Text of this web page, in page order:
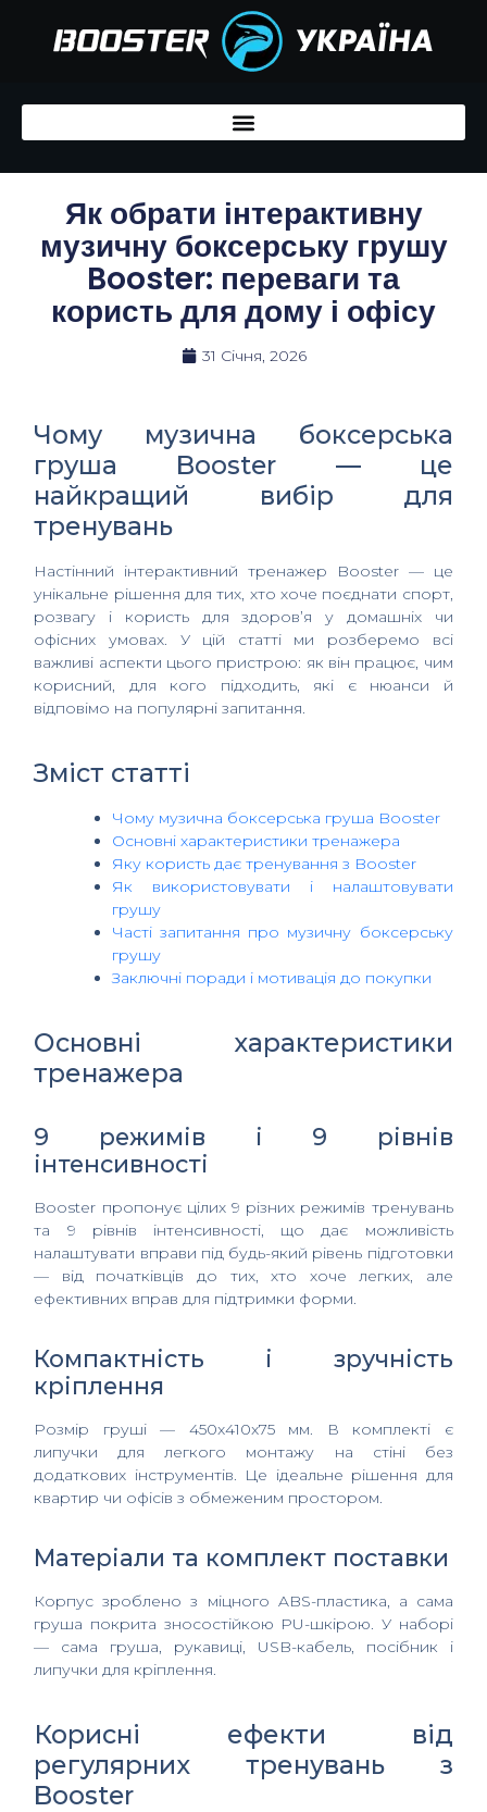
Як обрати інтерактивну
музичну боксерську грушу
Booster: переваги та
користь для дому і офісу
31 Січня, 2026
Чому музична боксерська
груша Booster — це
найкращий вибір для
тренувань
Настінний інтерактивний тренажер Booster — це
унікальне рішення для тих, хто хоче поєднати спорт,
розвагу і користь для здоров’я у домашніх чи
офісних умовах. У цій статті ми розберемо всі
важливі аспекти цього пристрою: як він працює, чим
корисний, для кого підходить, які є нюанси й
відповімо на популярні запитання.
Зміст статті
Чому музична боксерська груша Booster
Основні характеристики тренажера
Яку користь дає тренування з Booster
Як використовувати і налаштовувати
грушу
Часті запитання про музичну боксерську
грушу
Заключні поради і мотивація до покупки
Основні характеристики
тренажера
9 режимів і 9 рівнів
інтенсивності
Booster пропонує цілих 9 різних режимів тренувань
та 9 рівнів інтенсивності, що дає можливість
налаштувати вправи під будь-який рівень підготовки
— від початківців до тих, хто хоче легких, але
ефективних вправ для підтримки форми.
Компактність і зручність
кріплення
Розмір груші — 450x410x75 мм. В комплекті є
липучки для легкого монтажу на стіні без
додаткових інструментів. Це ідеальне рішення для
квартир чи офісів з обмеженим простором.
Матеріали та комплект поставки
Корпус зроблено з міцного ABS-пластика, а сама
груша покрита зносостійкою PU-шкірою. У наборі
— сама груша, рукавиці, USB-кабель, посібник і
липучки для кріплення.
Корисні ефекти від
регулярних тренувань з
Booster